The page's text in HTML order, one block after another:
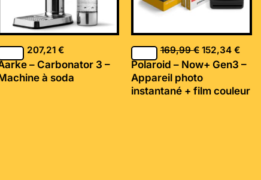
207,21€
– Carbonator 3 –
à soda
169,99€ 152,34 €
Polaroid – Now+ Gen3 –
Appareil photo
instantané + film couleur